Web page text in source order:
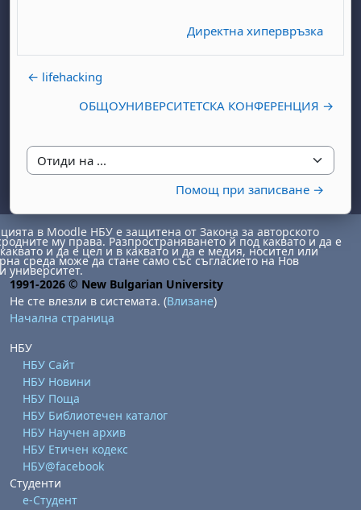
Директна хипервръзка
← lifehacking
ОБЩОУНИВЕРСИТЕТСКА КОНФЕРЕНЦИЯ →
Отиди на ...
Помощ при записване →
1 август
неделя, 2 август
6 август
август8 август
неделя, 9 август
август
август
15 август
неделя, 16 август
август
август
22 август
неделя, 23 август
август
август
29 август
неделя, 30 август
в Moodle НБУ е защитена от Закона за авторското
му права. Разпространяването й под каквато и да е
и да е цел и в каквато и да е медия, носител или
среда може да стане само със съгласието на Нов
университет.
1991-2026 © New Bulgarian University
Не сте влезли в системата. (Влизане)
Начална страница
НБУ
НБУ Сайт
НБУ Новини
НБУ Поща
НБУ Библиотечен каталог
НБУ Научен архив
НБУ Етичен кодекс
НБУ@facebook
Студенти
е-Студент